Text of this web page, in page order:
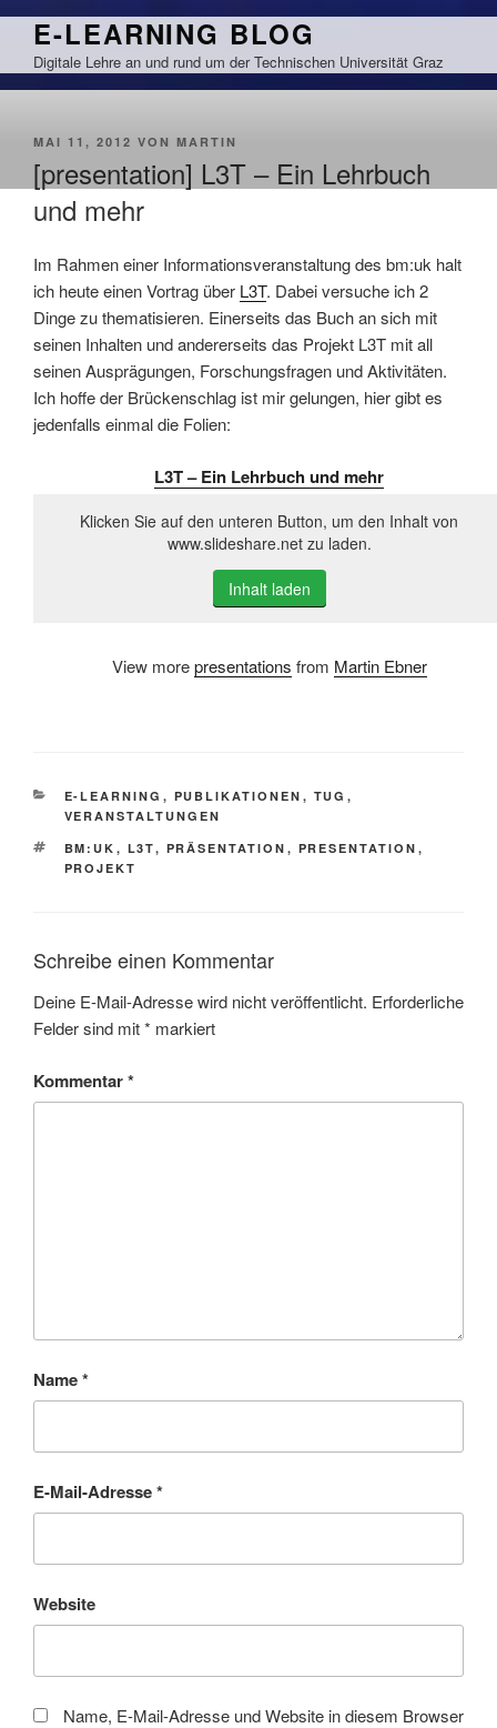
Zum
springen
E-LEARNING BLOG
Digitale Lehre an und rund um der Technischen Universität Graz
VERÖFFENTLICHT
MAI 11, 2012 VON MARTIN
[presentation] L3T – Ein Lehrbuch
und mehr
Im Rahmen einer Informationsveranstaltung des bm:uk halt
ich heute einen Vortrag über L3T. Dabei versuche ich 2
Dinge zu thematisieren. Einerseits das Buch an sich mit
seinen Inhalten und andererseits das Projekt L3T mit all
seinen Ausprägungen, Forschungsfragen und Aktivitäten.
Ich hoffe der Brückenschlag ist mir gelungen, hier gibt es
jedenfalls einmal die Folien:
L3T – Ein Lehrbuch und mehr
Klicken Sie auf den unteren Button, um den Inhalt von
www.slideshare.net zu laden.
Inhalt laden
View morepresentations from Martin Ebner
KATEGORIEN
E-LEARNING , PUBLIKATIONEN , TUG ,
VERANSTALTUNGEN
SCHLAGWÖRTER
BM:UK , L3T, PRÄSENTATION , PRESENTATION ,
PROJEKT
Schreibe einen Kommentar
Deine E-Mail-Adresse wird nicht veröffentlicht. Erforderliche
Felder sind mit* markiert
Kommentar*
Name*
E-Mail-Adresse*
Website
Name, E-Mail-Adresse und Website in diesem Browser